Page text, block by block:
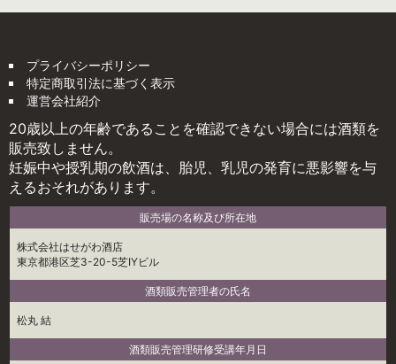
プライバシーポリシー
特定商取引法に基づく表示
運営会社紹介
20歳以上の年齢であることを確認できない場合には酒類を
販売致しません。
妊娠中や授乳期の飲酒は、胎児、乳児の発育に悪影響を与
えるおそれがあります。
販売場の名称及び所在地
株式会社はせがわ酒店
東京都港区芝3-20-5芝IYビル
酒類販売管理者の氏名
松丸 結
酒類販売管理研修受講年月日